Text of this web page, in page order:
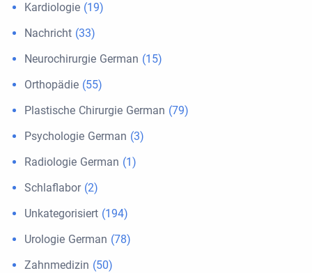
Kardiologie (19)
Nachricht (33)
Neurochirurgie German (15)
Orthopädie (55)
Plastische Chirurgie German (79)
Psychologie German (3)
Radiologie German (1)
Schlaflabor(2)
Unkategorisiert (194)
Urologie German (78)
Zahnmedizin (50)